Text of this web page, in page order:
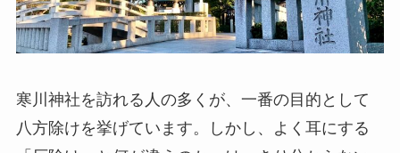
寒川神社を訪れる人の多くが、一番の目的として
八方除けを挙げています。しかし、よく耳にする